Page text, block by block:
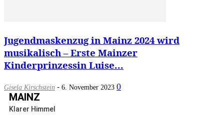
Jugendmaskenzug in Mainz 2024 wird
musikalisch – Erste Mainzer
Kinderprinzessin Luise...
Gisela Kirschstein - 6. November 2023 0
MAINZ
Klarer Himmel